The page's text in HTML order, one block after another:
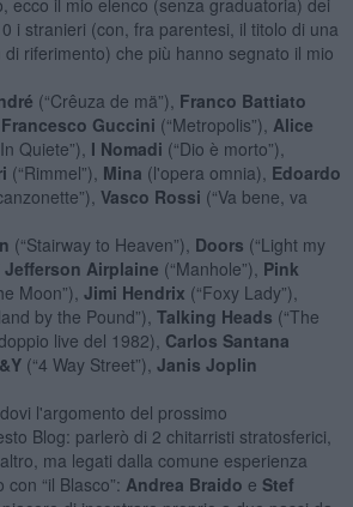
i stranieri (con, fra parentesi, il titolo di una
riferimento) che più hanno segnato il mio
(“Crêuza de mä”), Franco Battiato
Francesco Guccini (“Metropolis”), Alice
Quiete”), I Nomadi (“Dio è morto”),
(“Rimmel”), Mina (l'opera omnia), Edoardo
Vasco Rossi (“Va bene, va
(“Stairway to Heaven”), Doors (“Light my
Jefferson Airplaine (“Manhole”), Pink
Moon”), Jimi Hendrix (“Foxy Lady”),
by the Pound”), Talking Heads (“The
live del 1982), Carlos Santana
(“4 Way Street”), Janis Joplin
l'argomento del prossimo
Blog: parlerò di 2 chitarristi stratosferici,
ma legati dalla comune esperienza
“il Blasco”: Andrea Braido e Stef